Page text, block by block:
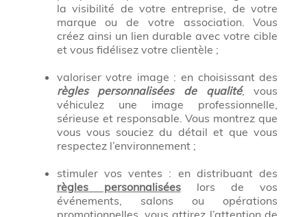
la visibilité de votre entreprise, de votre
marque ou de votre association. Vous
créez ainsi un lien durable avec votre cible
et vous fidélisez votre clientèle ;
valoriser votre image : en choisissant des
règles personnalisées de qualité, vous
véhiculez une image professionnelle,
sérieuse et responsable. Vous montrez que
vous vous souciez du détail et que vous
respectez l’environnement ;
stimuler vos ventes : en distribuant des
règles personnaliséeslors de vos
événements, salons ou opérations
promotionnelles, vous attirez l’attention de